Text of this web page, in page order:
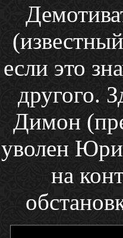
если это
другого.
Димон
уволен
на